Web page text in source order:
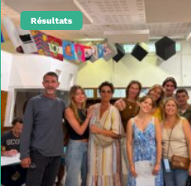
Résultats